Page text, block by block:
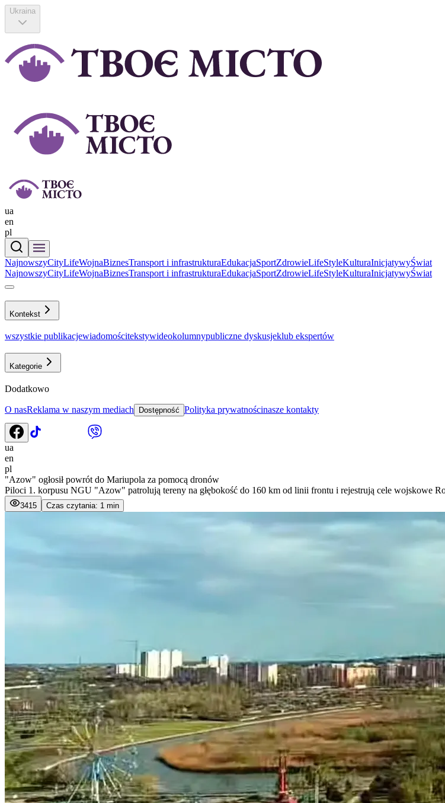
Ukraina
ua
en
pl
NajnowszyCityLifeWojnaBiznesTransport i infrastrukturaЕdukacjaSportZdrowieLifeStyleKulturaInicjatywyŚwiat
NajnowszyCityLifeWojnaBiznesTransport i infrastrukturaЕdukacjaSportZdrowieLifeStyleKulturaInicjatywyŚwiat
Kontekst
wszystkie publikacjewiadomościtekstywideokolumnypubliczne dyskusjeklub ekspertów
Kategorie
Dodatkowo
O nasReklama w naszym mediach Dostępność Polityka prywatnościnasze kontakty
ua
en
pl
"Azow" ogłosił powrót do Mariupola za pomocą dronów
Piloci 1. korpusu NGU "Azow" patrolują tereny na głębokość do 160 km od linii frontu i rejestrują cele wojskowe
3415 Czas czytania: 1 min